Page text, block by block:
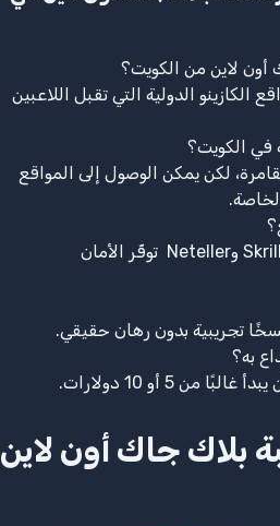
لاين من الكويت؟
الكازينو الدولية التي تقبل اللاعبين
في الكويت؟
لكن يمكن الوصول إلى المواقع
المحافظ الإلكترونية مثل Skrill وNeteller توفّر الأمان
تجريبية بدون رهان حقيقي.
به؟
5 أو 10 دولارات.
بلاك جاك أون لاين